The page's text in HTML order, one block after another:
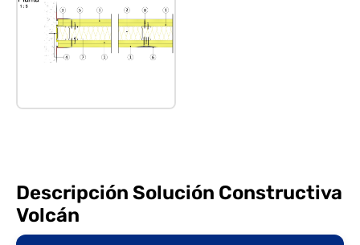
Descripción Solución Constructiva
Volcán